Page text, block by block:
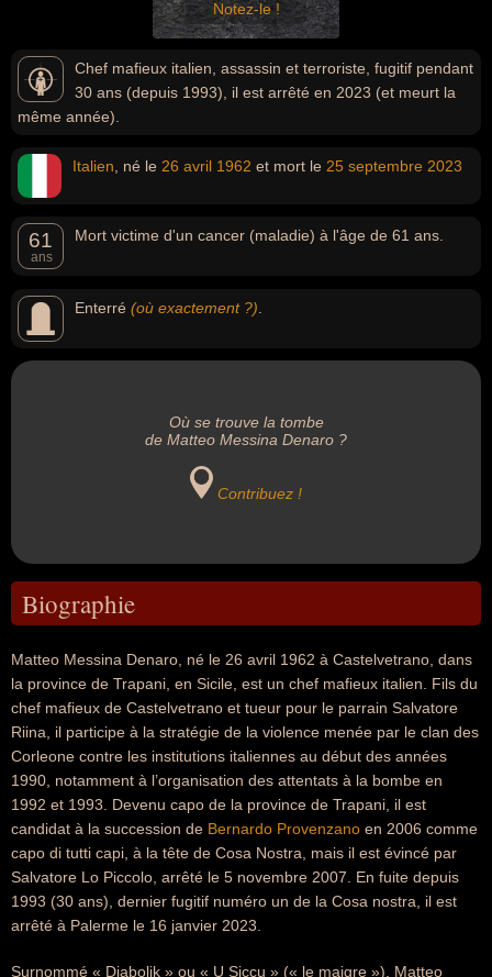
Notez-le !
Chef mafieux italien, assassin et terroriste, fugitif pendant
30 ans (depuis 1993), il est arrêté en 2023 (et meurt la
même année).
Italien , né le 26 avril 1962 et mort le 25 septembre 2023
61
ans
Mort victime d'un cancer (maladie) à l'âge de 61 ans.
Enterré (où exactement ?)
Où se trouve la tombe
de Matteo Messina Denaro ?
Contribuez !
Biographie
Matteo Messina Denaro, né le 26 avril 1962 à Castelvetrano, dans
la province de Trapani, en Sicile, est un chef mafieux italien. Fils du
chef mafieux de Castelvetrano et tueur pour le parrain Salvatore
Riina, il participe à la stratégie de la violence menée par le clan des
Corleone contre les institutions italiennes au début des années
1990, notamment à l’organisation des attentats à la bombe en
1992 et 1993. Devenu capo de la province de Trapani, il est
candidat à la succession de Bernardo Provenzano en 2006 comme
capo di tutti capi, à la tête de Cosa Nostra, mais il est évincé par
Salvatore Lo Piccolo, arrêté le 5 novembre 2007. En fuite depuis
1993 (30 ans), dernier fugitif numéro un de la Cosa nostra, il est
arrêté à Palerme le 16 janvier 2023.
Surnommé « Diabolik » ou « U Siccu » (« le maigre »), Matteo